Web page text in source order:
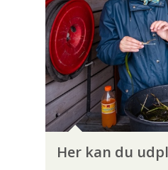
GUIDET FISKETUR
NATUROPLEVELSER
VAND OG
ADGANGSFORHOLD
FISKEBIOLOGI
Her kan du